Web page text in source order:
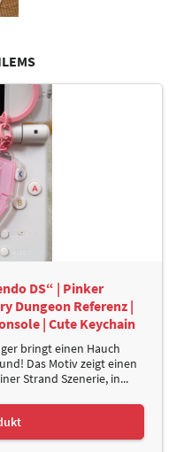
DS“ | Pinker
Dungeon Referenz |
| Cute Keychain
bringt einen Hauch
Das Motiv zeigt einen
Strand Szenerie, in...